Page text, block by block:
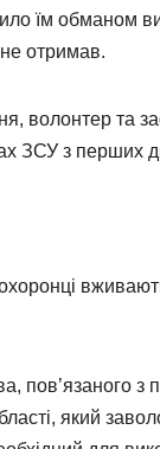
їм обманом
не отримав.
волонтер та
ЗСУ з перших
пов’язаного з
який